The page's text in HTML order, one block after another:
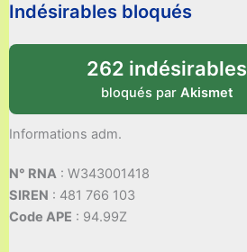
Indésirables bloqués
262 indésirables
bloqués par Akismet
Informations adm.
N° RNA : W343001418
SIREN : 481 766 103
Code APE : 94.99Z